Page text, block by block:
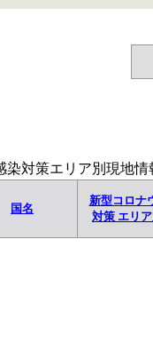
染対策エリア別現地情
国名
新型コロナ
対策 エリ